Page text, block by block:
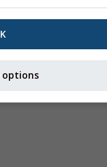
options